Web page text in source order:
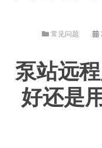
常见问题
泵站远
好还是